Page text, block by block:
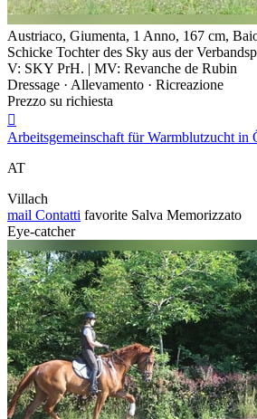
Austriaco, Giumenta, 1 Anno, 167 cm,
Schicke Tochter des Sky aus der
V: SKY PrH. | MV: Revanche de Rubin
Dressage · Allevamento · Ricreazione
Prezzo su richiesta

Arbeitsgemeinschaft für Warmblutzucht in
AT
Villach
mail Contatti favorite Salva Memorizzato
Eye-catcher